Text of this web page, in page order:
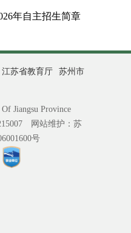
年自主招生简章
江苏省教育厅
苏州市
Jiangsu Province
网站维护：苏
号